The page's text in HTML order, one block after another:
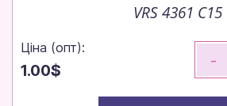
VRS 4361 C15
Ціна (опт):
1.00$
-